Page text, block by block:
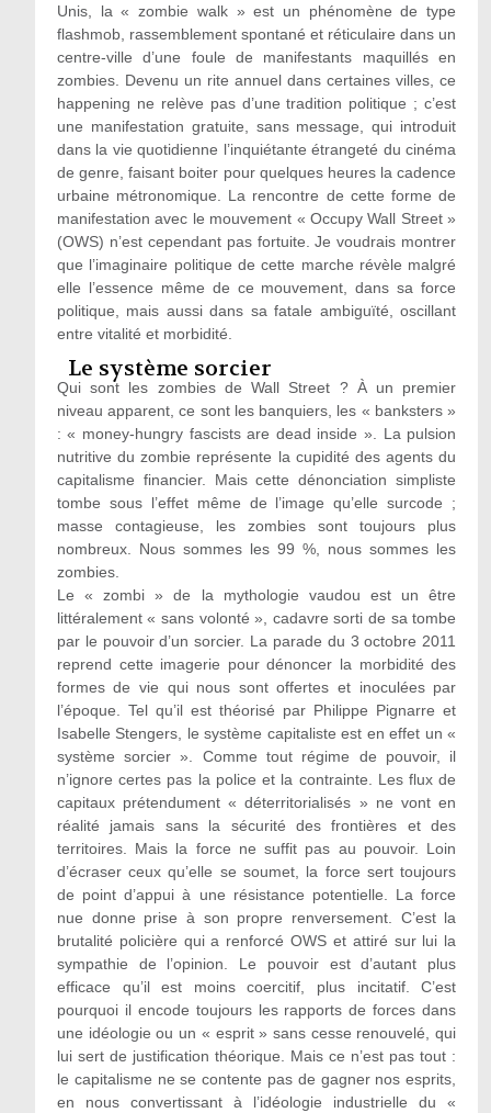
Unis, la « zombie walk » est un phénomène de type
flashmob, rassemblement spontané et réticulaire dans un
centre-ville d’une foule de manifestants maquillés en
zombies. Devenu un rite annuel dans certaines villes, ce
happening ne relève pas d’une tradition politique ; c’est
une manifestation gratuite, sans message, qui introduit
dans la vie quotidienne l’inquiétante étrangeté du cinéma
de genre, faisant boiter pour quelques heures la cadence
urbaine métronomique. La rencontre de cette forme de
manifestation avec le mouvement « Occupy Wall Street »
(OWS) n’est cependant pas fortuite. Je voudrais montrer
que l’imaginaire politique de cette marche révèle malgré
elle l’essence même de ce mouvement, dans sa force
politique, mais aussi dans sa fatale ambiguïté, oscillant
entre vitalité et morbidité.
Le système sorcier
Qui sont les zombies de Wall Street ? À un premier
niveau apparent, ce sont les banquiers, les « banksters »
: « money-hungry fascists are dead inside ». La pulsion
nutritive du zombie représente la cupidité des agents du
capitalisme financier. Mais cette dénonciation simpliste
tombe sous l’effet même de l’image qu’elle surcode ;
masse contagieuse, les zombies sont toujours plus
nombreux. Nous sommes les 99 %, nous sommes les
zombies.
Le « zombi » de la mythologie vaudou est un être
littéralement « sans volonté », cadavre sorti de sa tombe
par le pouvoir d’un sorcier. La parade du 3 octobre 2011
reprend cette imagerie pour dénoncer la morbidité des
formes de vie qui nous sont offertes et inoculées par
l’époque. Tel qu’il est théorisé par Philippe Pignarre et
Isabelle Stengers, le système capitaliste est en effet un «
système sorcier ». Comme tout régime de pouvoir, il
n’ignore certes pas la police et la contrainte. Les flux de
capitaux prétendument « déterritorialisés » ne vont en
réalité jamais sans la sécurité des frontières et des
territoires. Mais la force ne suffit pas au pouvoir. Loin
d’écraser ceux qu’elle se soumet, la force sert toujours
de point d’appui à une résistance potentielle. La force
nue donne prise à son propre renversement. C’est la
brutalité policière qui a renforcé OWS et attiré sur lui la
sympathie de l’opinion. Le pouvoir est d’autant plus
efficace qu’il est moins coercitif, plus incitatif. C’est
pourquoi il encode toujours les rapports de forces dans
une idéologie ou un « esprit » sans cesse renouvelé, qui
lui sert de justification théorique. Mais ce n’est pas tout :
le capitalisme ne se contente pas de gagner nos esprits,
en nous convertissant à l’idéologie industrielle du «